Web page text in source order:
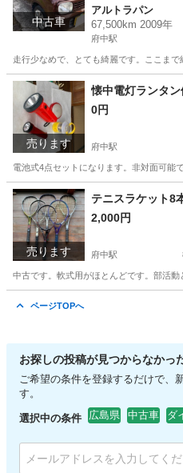
中古車
アルトラパン
67,500km 2009年
府中駅
走行少なめで、とても綺麗です。ここま
広島 府中市 府中駅 アルトラ
売ります
懐中電灯ランタ
0円
府中駅
電池式4点セットになります。非対面可能で
広島 府中市 府中駅 生活家電
売ります
テニスラケット8
2,000円
府中駅
中古です。軟式用がほとんどです。部活
ページTOPへ
お探しの投稿が見つからなかっ
ご希望の条件を登録するだけで、
す。
選択中の条件 広島県 中古車 ダ